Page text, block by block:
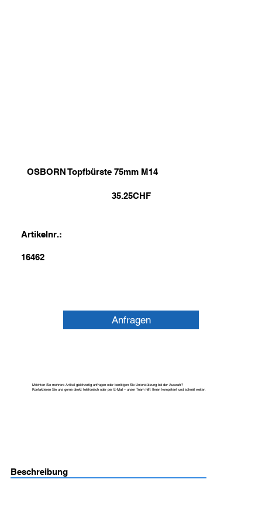
OSBORN Topfbürste 75mm M14
35.25CHF
Artikelnr.:
16462
Anfragen
Möchten Sie mehrere Artikel gleichzeitig anfragen oder benötigen Sie Unterstützung bei der Auswahl?
Kontaktieren Sie uns gerne direkt telefonisch oder per E-Mail – unser Team hilft Ihnen kompetent und schnell weiter.
Beschreibung